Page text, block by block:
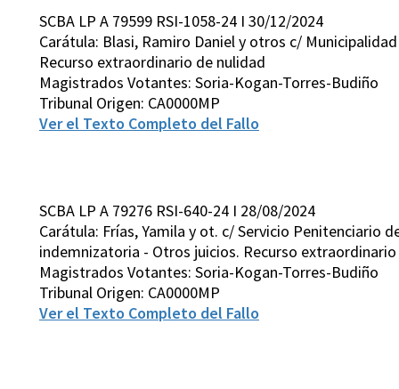
SCBA LP A 79599 RSI-1058-24 I 30/12/2024
Carátula: Blasi, Ramiro Daniel y otros c/
Recurso extraordinario de nulidad
Magistrados Votantes: Soria-Kogan-Torres-Budiño
Tribunal Origen: CA0000MP
Ver el Texto Completo del Fallo
SCBA LP A 79276 RSI-640-24 I 28/08/2024
Carátula: Frías, Yamila y ot. c/ Servicio Penitenciario
indemnizatoria - Otros juicios. Recurso
Magistrados Votantes: Soria-Kogan-Torres-Budiño
Tribunal Origen: CA0000MP
Ver el Texto Completo del Fallo